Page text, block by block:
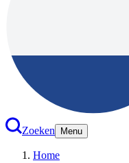
Zoeken
Menu
Home